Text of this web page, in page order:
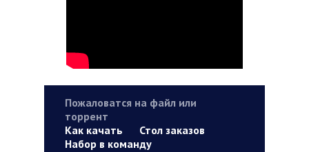
Пожаловатся на файл или
торрент
Как качать
Стол заказов
Набор в команду